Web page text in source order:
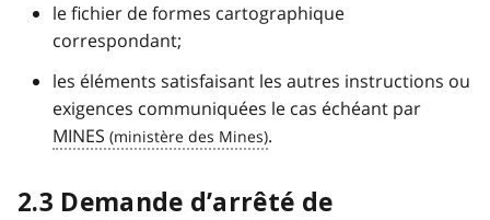
le fichier de formes cartographique
correspondant;
les éléments satisfaisant les autres instructions ou
exigences communiquées le cas échéant par
MINES
.
2.3 Demande d’arrêté de